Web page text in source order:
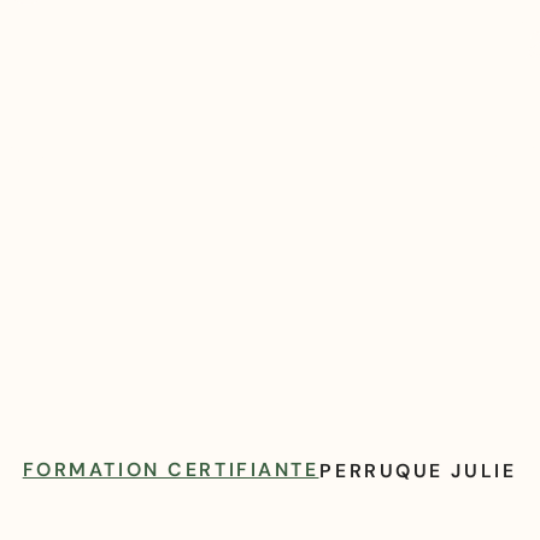
FORMATION CERTIFIANTEPERRUQUE JULIE